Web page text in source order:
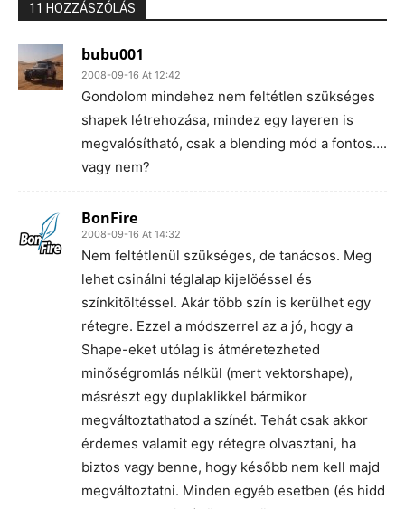
11 HOZZÁSZÓLÁS
bubu001
2008-09-16 At 12:42
Gondolom mindehez nem feltétlen szükséges
shapek létrehozása, mindez egy layeren is
megvalósítható, csak a blending mód a fontos….
vagy nem?
BonFire
2008-09-16 At 14:32
Nem feltétlenül szükséges, de tanácsos. Meg
lehet csinálni téglalap kijelöéssel és
színkitöltéssel. Akár több szín is kerülhet egy
rétegre. Ezzel a módszerrel az a jó, hogy a
Shape-eket utólag is átméretezheted
minőségromlás nélkül (mert vektorshape),
másrészt egy duplaklikkel bármikor
megváltoztathatod a színét. Tehát csak akkor
érdemes valamit egy rétegre olvasztani, ha
biztos vagy benne, hogy később nem kell majd
megváltoztatni. Minden egyéb esetben (és hidd